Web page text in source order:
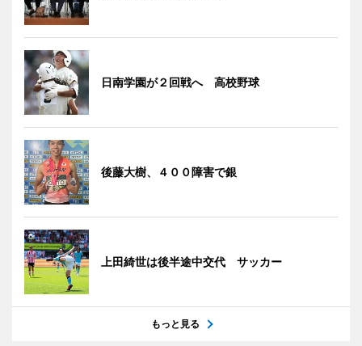
日南学園が２回戦へ 高校野球
後藤大樹、４００障害で銀
上田綺世は後半途中交代 サッカー
もっと見る